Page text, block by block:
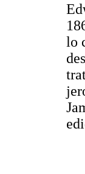
lo